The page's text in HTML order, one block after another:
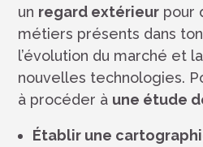
un regard extérieur pour
métiers présents dans
l’évolution du marché et
nouvelles technologies.
à procéder à une étude
Établir une